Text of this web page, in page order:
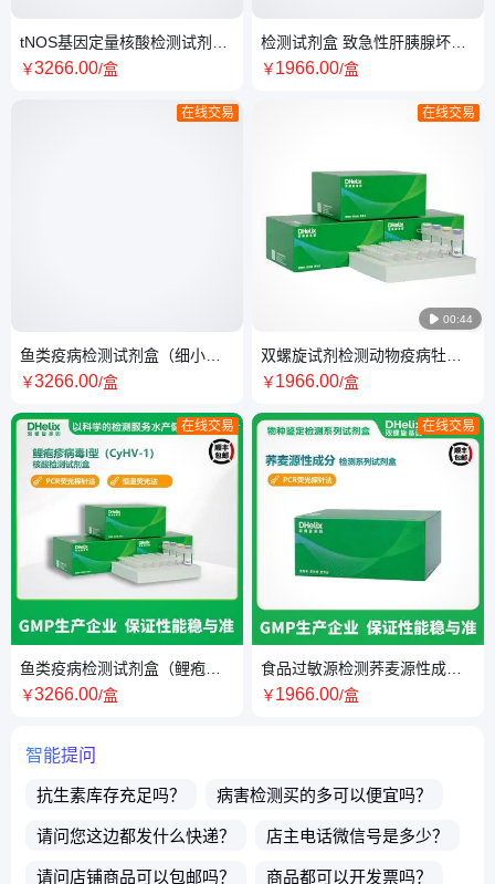
tNOS基因定量核酸检测试剂盒
（PCR-荧光探针法）
￥3266.00/盒
在线交易
鱼类疫病检测试剂盒（细小长
棘吻虫）PCR-荧光探针法
￥3266.00/盒
在线交易
鱼类疫病检测试剂盒（鲤疱疹
病毒Ⅰ型（CyHV-1））PCR-荧
￥3266.00/盒
检测试剂盒 致急性肝胰腺坏死
病副溶血性弧菌 (带内参，PCR
￥1966.00/盒
 00:44
在线交易
双螺旋试剂检测动物疫病牡蛎
疱疹病毒1型试剂盒（PCR-
￥1966.00/盒
在线交易
食品过敏源检测荞麦源性成分
试剂盒（PCR-荧光探针法）
￥1966.00/盒
智能提问
抗生素库存充足吗？ 病害检测 买的多可以便宜吗？
请问您这边都发什么快递？ 店主电话微信号是多少？
请问店铺商品可以包邮吗？ 商品都可以开发票吗？